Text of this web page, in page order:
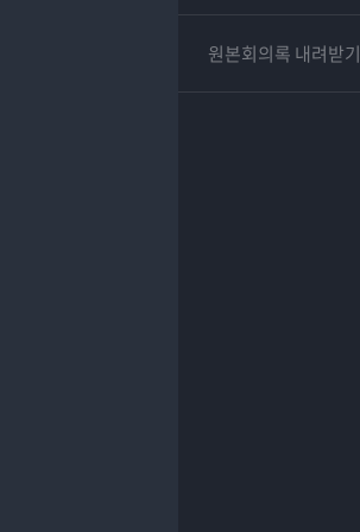
원본회의록 내려받기